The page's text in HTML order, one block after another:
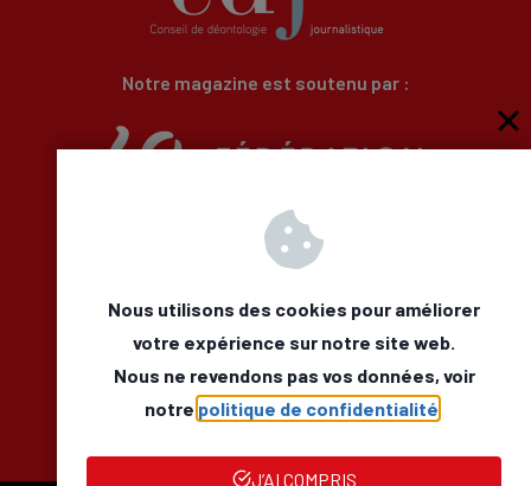
Notre magazine est soutenu par :
Qui sommes-nous
Newsletter
Besoin d’aide
Nous Contacter
Mentions légales
Déclaration d’accessibilité
Facebook
LinkedIn
Nous utilisons des cookies pour améliorer
votre expérience sur notre site web.
Nous ne revendons pas vos données, voir
notre politique de confidentialité
J’AI COMPRIS